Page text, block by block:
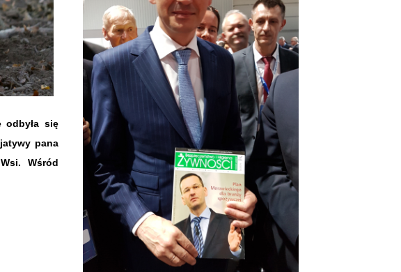
odbyła się
pana
Wśród